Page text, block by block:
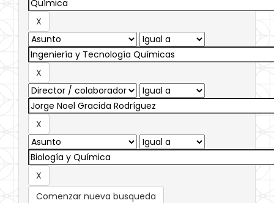
Comenzar nueva busqueda